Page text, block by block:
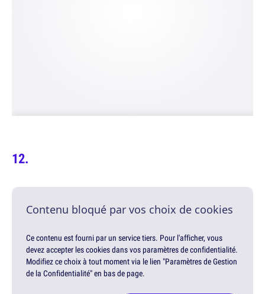
Contenu bloqué par vos choix de cookies
Ce contenu est fourni par un service tiers. Pour l'afficher, vous
devez accepter les cookies dans vos paramètres de confidentialité.
Modifiez ce choix à tout moment via le lien "Paramètres de Gestion
de la Confidentialité" en bas de page.